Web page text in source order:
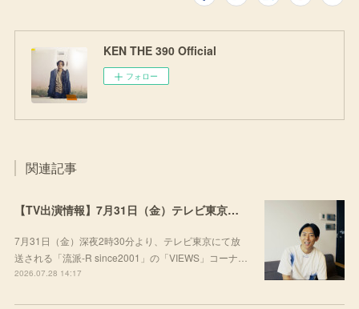
KEN THE 390 Official
フォロー
関連記事
【TV出演情報】7月31日（金）テレビ東京「流派-R since2001」
7月31日（金）深夜2時30分より、テレビ東京にて放
送される「流派-R since2001」の「VIEWS」コーナ…
2026.07.28 14:17